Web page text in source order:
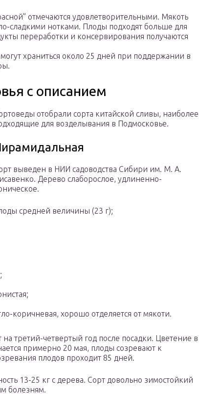
отмечаются удовлетворительными. Мякоть
сладкими нотками. Плоды подходят больше для
переработки и консервирования получаются
храниться около 25 дней при поддержании в
с описанием
отобрали сорта китайской сливы, наиболее
для возделывания в Подмосковье.
выведен в НИИ садоводства Сибири им. М. А.
Дерево слаборослое, удлиненно-
средней величины (23 г);
коричневая, хорошо отделяется от мякоти.
третий-четвертый год после посадки. Цветение в
примерно 20 мая, плоды созревают к
плодов проходит 85 дней.
13-25 кг с дерева. Сорт довольно зимостойкий
болезням.